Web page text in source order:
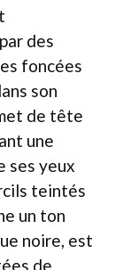
des
foncées
son
de tête
une
ses yeux
teintés
un ton
noire, est
de